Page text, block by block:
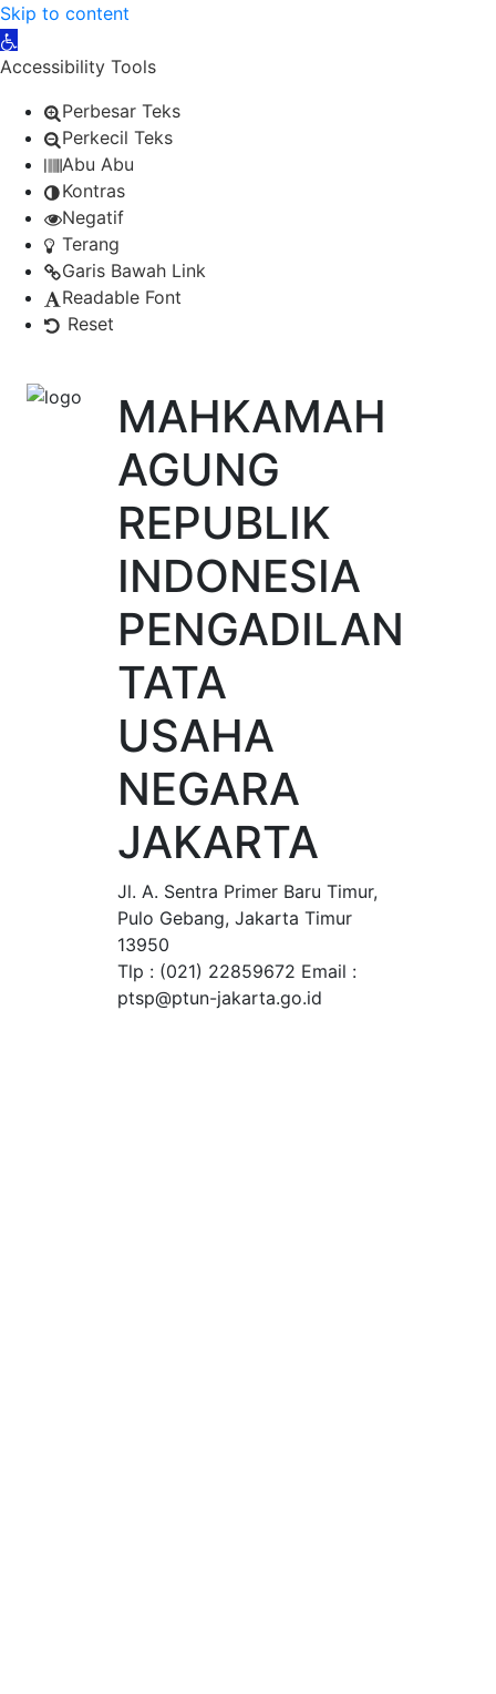
Skip to content
Open toolbar
Accessibility Tools
Perbesar Teks
Perkecil Teks
Abu Abu
Kontras
Negatif
Terang
Garis Bawah Link
Readable Font
Reset
MAHKAMAH
AGUNG
REPUBLIK
INDONESIA
PENGADILAN
TATA
USAHA
NEGARA
JAKARTA
Jl. A. Sentra Primer Baru Timur,
Pulo Gebang, Jakarta Timur
13950
Tlp : (021) 22859672 Email :
ptsp@ptun-jakarta.go.id